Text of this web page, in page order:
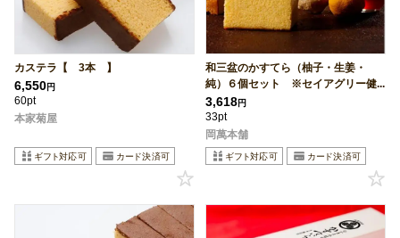
カステラ【 3本 】
6,550円
60pt
本家菊屋
和三盆のかすてら（柚子・生姜・
純）６個セット ※セイアグリー健...
3,618円
33pt
岡萬本舗